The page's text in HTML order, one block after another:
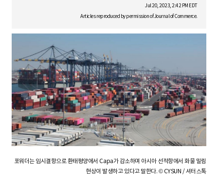
u
a
Jul 20, 2023, 2:42 PM EDT
Articles reproduced by permission of Journal of Commerce.
포워더는 임시결항으로 환태평양에서 Capa가 감소하며 아시아 선적항에서 화물 밀림
현상이 발생하고 있다고 말한다. © CYSUN / 셔터스톡